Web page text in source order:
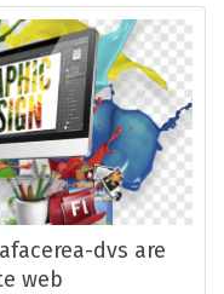
dvs are
web